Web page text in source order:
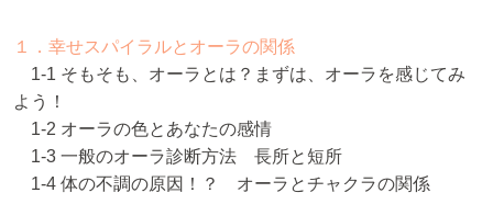
１．幸せスパイラルとオーラの関係
1-1 そもそも、オーラとは？まずは、オーラを感じてみ
よう！
1-2 オーラの色とあなたの感情
1-3 一般のオーラ診断方法 長所と短所
1-4 体の不調の原因！？ オーラとチャクラの関係